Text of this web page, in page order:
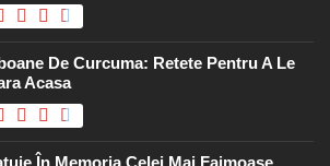
De Curcuma: Retete Pentru A Le
Acasa
În Memoria Celei Mai Faimoase